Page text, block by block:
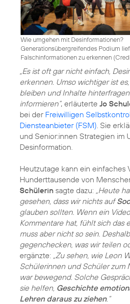
Wie umgehen mit Desinformationen?
Generationsübergreifendes Podium
Falschinformationen zu erkennen (
„Es ist oft gar nicht einfach,
erkennen. Umso wichtiger ist
bleiben und Inhalte
informieren”, erläuterte Jo
bei der Freiwilligen
Diensteanbieter (FSM) . Sie
und Senior:innen Strategien im
Desinformation.
Heutzutage kann ein einfaches
Hunderttausende von
Schülerin sagte dazu: „Heute
gesehen, dass wir nichts auf
glauben sollten. Wenn ein
Kommentare hat, fühlt sich das
muss aber nicht so sein.
gegenchecken, was wir teilen
ergänzte: „Zu sehen, wie Leon
Schülerinnen und Schüler zum
war bewegend. Solche
sie helfen, Geschichte
Lehren daraus zu ziehen.“